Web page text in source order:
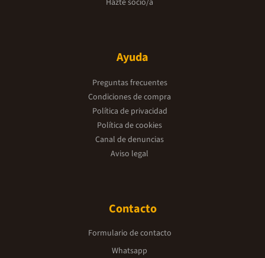
Hazte socio/a
Ayuda
Preguntas frecuentes
Condiciones de compra
Política de privacidad
Política de cookies
Canal de denuncias
Aviso legal
Contacto
Formulario de contacto
Whatsapp